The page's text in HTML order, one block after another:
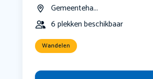
Gemeenteha...
6 plekken beschikbaar
Wandelen